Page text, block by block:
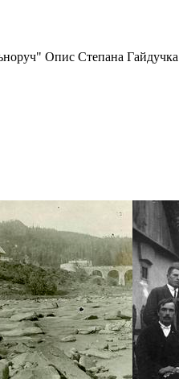
Опис Степана